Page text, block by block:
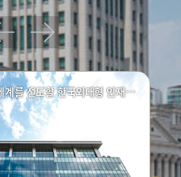
미래를 이끌어나갈, 세계를 선도할 한국외대형 인재양성